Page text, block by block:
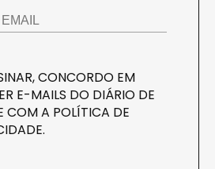
CONCORDO EM
E-MAILS DO DIÁRIO DE
COM A POLÍTICA DE
.